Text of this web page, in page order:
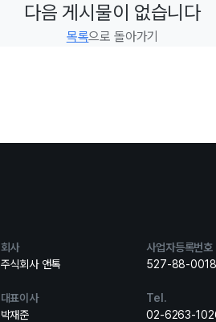
다음 게시물이 없습니다
목록으로 돌아가기
회사
주식회사 앤톡
대표이사
박재준
사업자등록번호
527-88-
Tel.
02-6263-